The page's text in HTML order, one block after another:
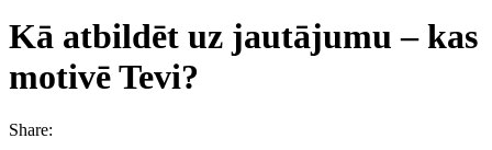
Kā atbildēt uz jautājumu – kas
motivē Tevi?
Share: